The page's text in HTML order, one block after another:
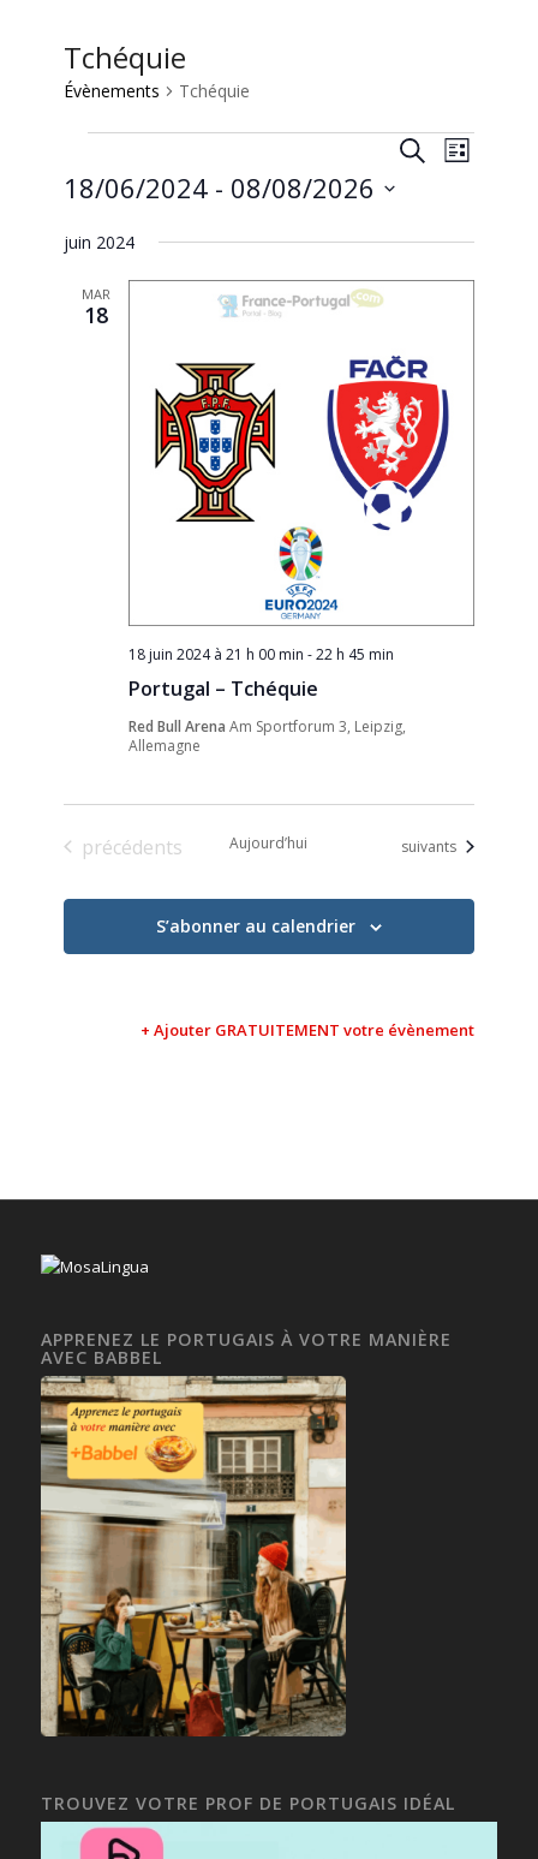
Tchéquie
Évènements Tchéquie
et
de
vues
Recherche
de
Liste
18/06/2024 - 08/08/2026
une
juin 2024
MAR
18
Portugal – Tchéquie
18 juin 2024 à 21 h 00 min -22 h 45 min
Red Bull ArenaAm Sportforum 3, Leipzig,
Allemagne
Évènements
précédents Aujourd’hui Évènements
suivants
S’abonner au calendrier
+ Ajouter GRATUITEMENT votre évènement
APPRENEZ LE PORTUGAIS À VOTRE MANIÈRE
AVEC BABBEL
TROUVEZ VOTRE PROF DE PORTUGAIS IDÉAL